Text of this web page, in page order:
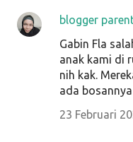
blogger
Gabin Fla
anak kami di
nih kak.
ada
23 Februari